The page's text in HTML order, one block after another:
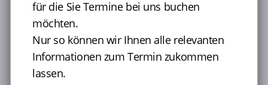
ergeben sich aus der Gefährdungsbeurteilung Ihres
Unternehmens.
Nähere Hinweise zu Anlässen für arbeitsmedizinische
Vorsorge finden Sie in unserenGefährdungsprofilen
So funktioniert die Terminbuchung:
für die Sie Termine bei uns buchen
möchten.
Nur so können wir Ihnen alle relevanten
Informationen zum Termin zukommen
lassen.